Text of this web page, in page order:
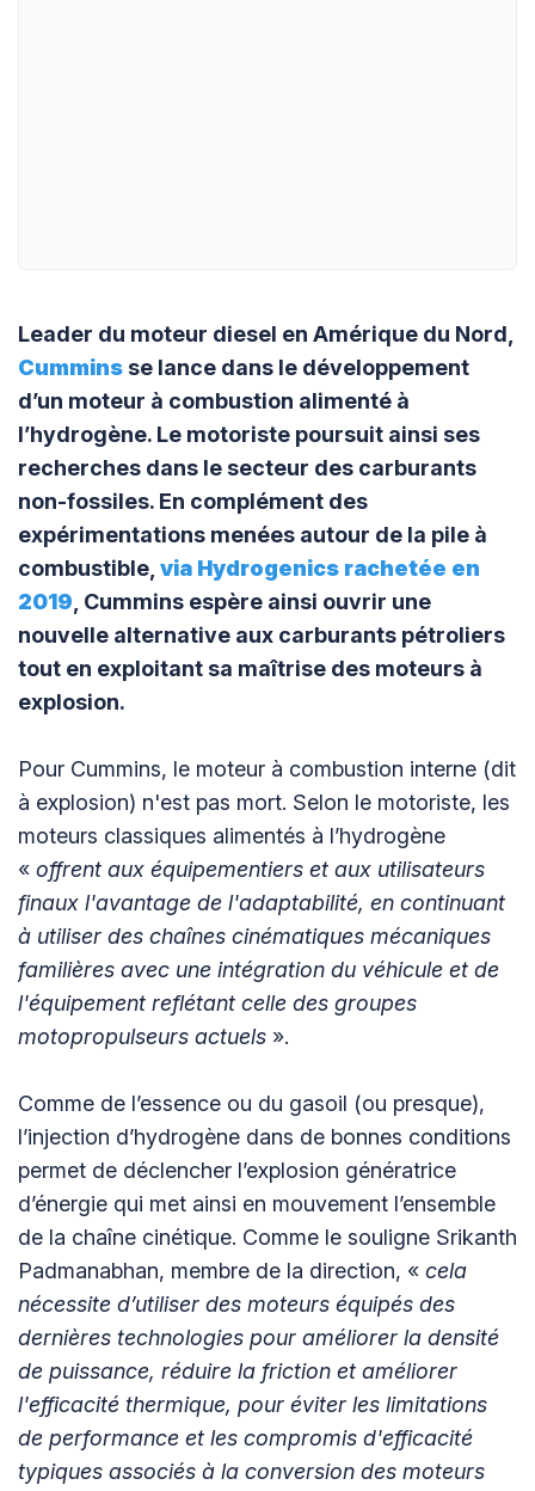
Leader du moteur diesel en Amérique du Nord,
Cummins se lance dans le développement
d’un moteur à combustion alimenté à
l’hydrogène. Le motoriste poursuit ainsi ses
recherches dans le secteur des carburants
non-fossiles. En complément des
expérimentations menées autour de la pile à
combustible,via Hydrogenics rachetée en
2019, Cummins espère ainsi ouvrir une
nouvelle alternative aux carburants pétroliers
tout en exploitant sa maîtrise des moteurs à
explosion.
Pour Cummins, le moteur à combustion interne (dit
à explosion) n'est pas mort. Selon le motoriste, les
moteurs classiques alimentés à l’hydrogène
« offrent aux équipementiers et aux utilisateurs
finaux l'avantage de l'adaptabilité, en continuant
à utiliser des chaînes cinématiques mécaniques
familières avec une intégration du véhicule et de
l'équipement reflétant celle des groupes
motopropulseurs actuels ».
Comme de l’essence ou du gasoil (ou presque),
l’injection d’hydrogène dans de bonnes conditions
permet de déclencher l’explosion génératrice
d’énergie qui met ainsi en mouvement l’ensemble
de la chaîne cinétique. Comme le souligne Srikanth
Padmanabhan, membre de la direction, « cela
nécessite d’utiliser des moteurs équipés des
dernières technologies pour améliorer la densité
de puissance, réduire la friction et améliorer
l'efficacité thermique, pour éviter les limitations
de performance et les compromis d'efficacité
typiques associés à la conversion des moteurs